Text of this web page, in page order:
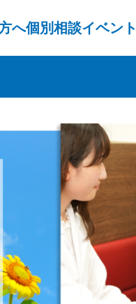
へ個別相談イベント